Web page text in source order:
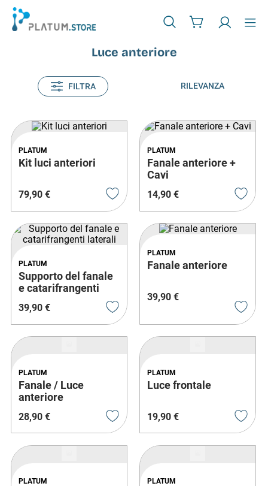
Luce anteriore
FILTRA RILEVANZA
PLATUM
Kit luci anteriori
79,90 €
PLATUM
Fanale anteriore +
Cavi
14,90 €
PLATUM
Supporto del fanale
e catarifrangenti
39,90 €
PLATUM
Fanale anteriore
39,90 €
PLATUM
Fanale / Luce
anteriore
28,90 €
PLATUM
Luce frontale
19,90 €
PLATUM PLATUM